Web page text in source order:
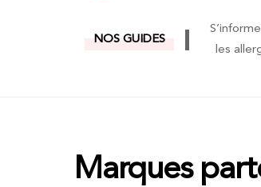
NOS GUIDES
les
Marques